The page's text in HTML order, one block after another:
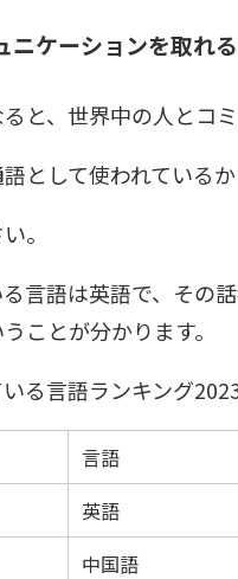
ニケーションを取れ
と、世界中の人とコ
として使われているか
。
言語は英語で、その
ことが分かります。
る言語ランキング2023
言語
英語
中国語